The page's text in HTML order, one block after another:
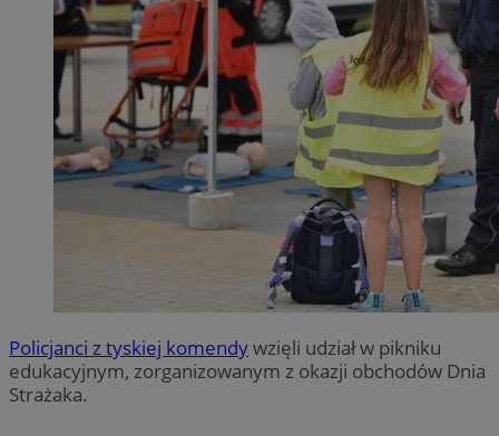
Policjanci z tyskiej komendywzięli udział w pikniku
edukacyjnym, zorganizowanym z okazji obchodów Dnia
Strażaka.